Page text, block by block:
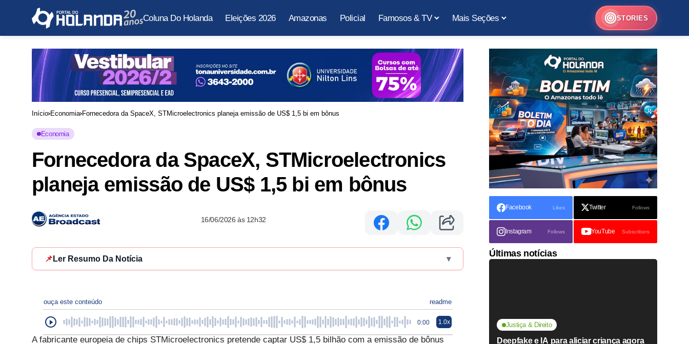
Coluna Do Holanda Eleições 2026 Amazonas Policial Famosos & TV Mais Seções STORIES
Início Economia Fornecedora da SpaceX, STMicroelectronics planeja emissão de US$ 1,5 bi em bônus
Economia
Fornecedora da SpaceX, STMicroelectronics
planeja emissão de US$ 1,5 bi em bônus
16/06/2026 às 12h32
📌 Ler Resumo Da Notícia ▾
ouça este conteúdo readme
0:00 1.0x
A fabricante europeia de chips STMicroelectronics pretende captar US$ 1,5 bilhão com a emissão de bônus
Facebook Likes Twitter Follows
Instagram Follows YouTube Subscribers
Últimas notícias
Justiça & Direito
Deepfake e IA para aliciar criança agora